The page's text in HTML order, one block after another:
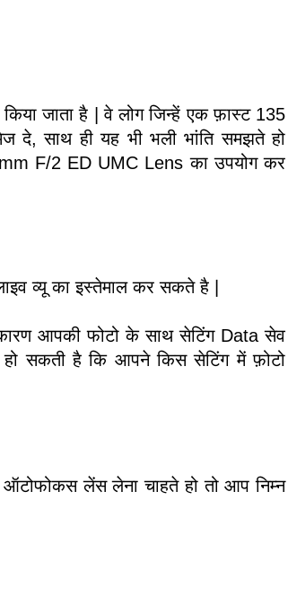
जाता है | वे लोग जिन्हें एक फ़ास्ट 135
दे, साथ ही यह भी भली भांति समझते हो
F/2 ED UMC Lens का उपयोग कर
व्यू का इस्तेमाल कर सकते है |
आपकी फोटो के साथ सेटिंग Data सेव
हो सकती है कि आपने किस सेटिंग में फ़ोटो
लेंस लेना चाहते हो तो आप निम्न